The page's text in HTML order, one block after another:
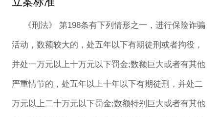
《刑法》 第198条有下列情形之一，进行保险诈骗
活动，数额较大的，处五年以下有期徒刑或者拘役，
并处一万元以上十万元以下罚金;数额巨大或者有其他
严重情节的，处五年以上十年以下有期徒刑，并处二
万元以上二十万元以下罚金;数额特别巨大或者有其他